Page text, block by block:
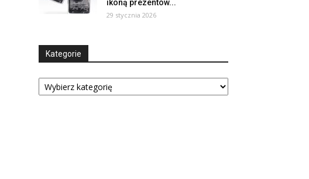
ikoną prezentów...
29 stycznia 2026
Kategorie
Kategorie